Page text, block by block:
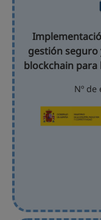
gestión seguro
blockchain para
Nº